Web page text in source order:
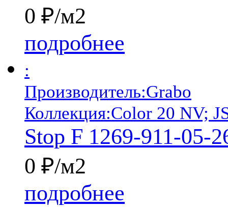
0 ₽/м2
подробнее
:
Производитель:Grabo
Коллекция:Color 20 NV;
Stop F 1269-911-05-
0 ₽/м2
подробнее